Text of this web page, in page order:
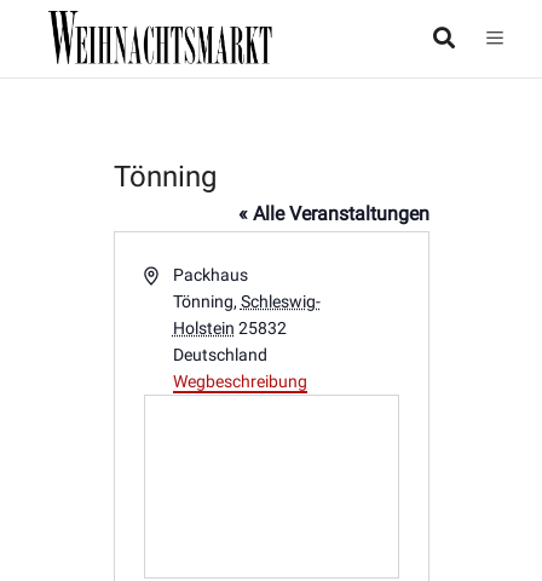
Tönning
« Alle Veranstaltungen
AdressePackhaus
Tönning, Schleswig-
Holstein 25832
Deutschland
Wegbeschreibung